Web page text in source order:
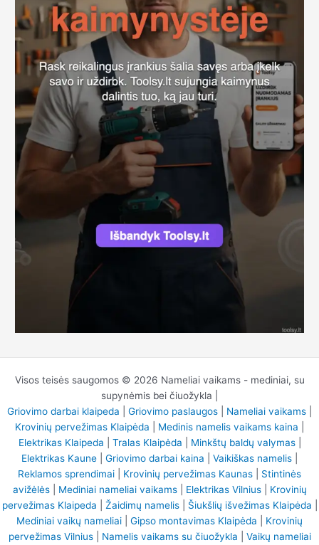
Visos teisės saugomos © 2026 Nameliai vaikams - mediniai, su
supynėmis bei čiuožykla |
Griovimo darbai klaipeda
Griovimo paslaugos Nameliai vaikams
Krovinių pervežimas Klaipėda
Medinis namelis vaikams kaina
Elektrikas Klaipeda
Tralas Klaipėda Minkštų baldų valymas|
Elektrikas Kaune
Griovimo darbai kaina Vaikiškas namelis
Reklamos sprendimai
Krovinių pervežimas Kaunas
Stintinės
avižėlės| Mediniai nameliai vaikams| Elektrikas Vilnius| Krovinių
pervežimas Klaipeda
Žaidimų namelis| Šiukšlių išvežimas Klaipėda
Mediniai vaikų nameliai
Gipso montavimas Klaipėda
Krovinių
pervežimas Vilnius| Namelis vaikams su čiuožykla Vaikų nameliai